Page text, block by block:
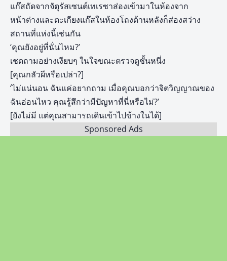
แก๊สถัดจากจัตุรัสเซนต์เทเรซาส่องเข้ามาในห้องจาก
หน้าต่างและตะเกียงแก๊สในห้องโถงด้านหลังก็ส่องสว่าง
สถานที่แห่งนี้เช่นกัน
‘คุณยังอยู่ที่นั่นไหม?’
เชดถามอย่างเงียบๆ ในใจขณะตรวจดูชั้นหนึ่ง
[คุณกลัวผีหรือเปล่า?]
‘ไม่แน่นอน ฉันแค่อยากถาม เมื่อคุณบอกว่าจิตวิญญาณของ
ฉันอ่อนไหว คุณรู้สึกว่ามีปัญหาที่นี่หรือไม่?’
[ยังไม่มี แต่คุณสามารถเดินเข้าไปข้างในได้]
Sponsored Ads